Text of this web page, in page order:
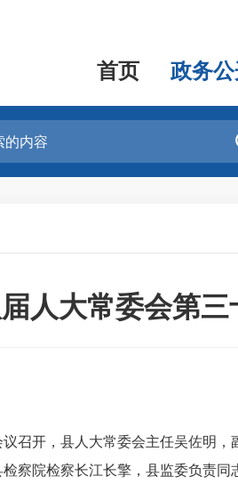
首页 政务
人大常委会第
开，县人大常委会主任吴佐明，
察院检察长江长擎，县监委负责